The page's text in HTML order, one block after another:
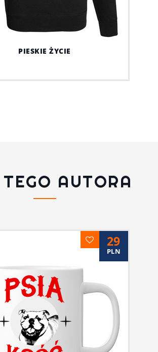
PIESKIE ŻYCIE
AUTORA
29
PLN